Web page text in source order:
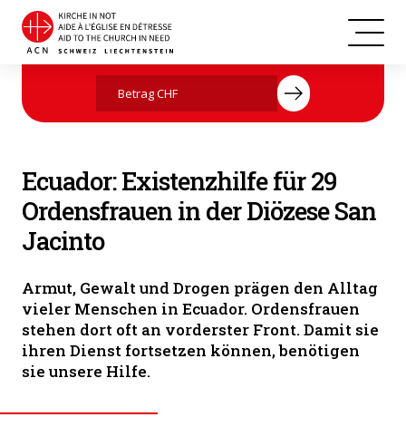
Ecuador
Jetzt mit Ihrer Spende helfen
Ecuador: Existenzhilfe für 29
Ordensfrauen in der Diözese San
Jacinto
Armut, Gewalt und Drogen prägen den Alltag
vieler Menschen in Ecuador. Ordensfrauen
stehen dort oft an vorderster Front. Damit sie
ihren Dienst fortsetzen können, benötigen
sie unsere Hilfe.